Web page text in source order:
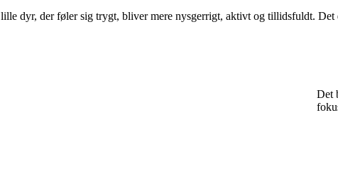
dyr, der føler sig trygt, bliver mere nysgerrigt, aktivt og tillidsfuldt. Det
Det